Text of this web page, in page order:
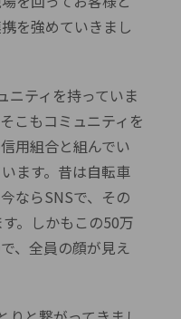
を強めていきまし
ニティを持っていま
こもコミュニティを
用組合と組んでい
ます。昔は自転車
ならSNSで、その
。しかもこの50万
、全員の顔が見え